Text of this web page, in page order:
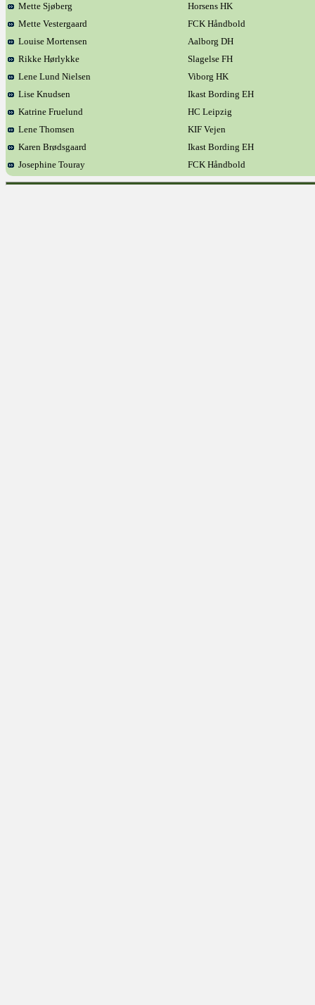
Mette Sjøberg
Horsens HK
Mette Vestergaard
FCK Håndbold
Louise Mortensen
Aalborg DH
Rikke Hørlykke
Slagelse FH
Lene Lund Nielsen
Viborg HK
Lise Knudsen
Ikast Bording EH
Katrine Fruelund
HC Leipzig
Lene Thomsen
KIF Vejen
Karen Brødsgaard
Ikast Bording EH
Josephine Touray
FCK Håndbold